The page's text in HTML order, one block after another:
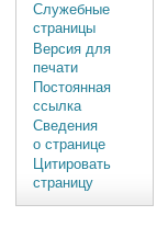
Служебные
страницы
Версия для
печати
Постоянная
ссылка
Сведения
о странице
Цитировать
страницу